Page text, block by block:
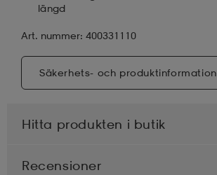
längd
Art. nummer: 400331110
Säkerhets- och produktinformation
Hitta produkten i butik
Recensioner